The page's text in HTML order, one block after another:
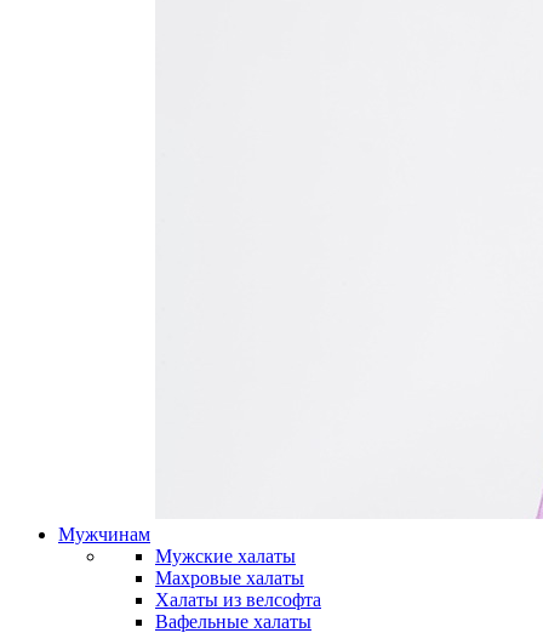
Мужчинам
Мужские халаты
Махровые халаты
Халаты из велсофта
Вафельные халаты